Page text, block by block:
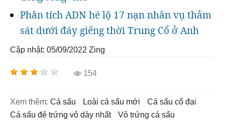
Phân tích ADN hé lộ 17 nạn nhân vụ thảm
sát dưới đáy giếng thời Trung Cổ ở Anh
Cập nhật: 05/09/2022 Zing
154
Xem thêm: cá sấu loài cá sấu mới
cá sấu cổ đại
cá sấu đẻ trứng vỏ dày nhất
vỏ trứng cá sấu